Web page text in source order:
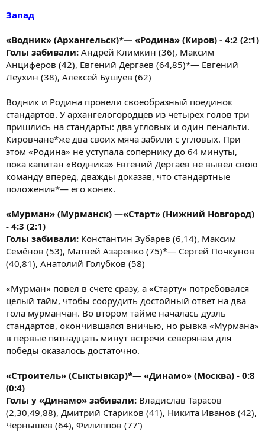
Запад
«Водник» (Архангельск)*— «Родина» (Киров) - 4:2 (2:1)
Голы забивали: Андрей Климкин (36), Максим
Анциферов (42), Евгений Дергаев (64,85)*— Евгений
Леухин (38), Алексей Бушуев (62)
Водник и Родина провели своеобразный поединок
стандартов. У архангелогородцев из четырех голов три
пришлись на стандарты: два угловых и один пенальти.
Кировчане*же два своих мяча забили с угловых. При
этом «Родина» не уступала сопернику до 64 минуты,
пока капитан «Водника» Евгений Дергаев не вывел свою
команду вперед, дважды доказав, что стандартные
положения*— его конек.
«Мурман» (Мурманск) —«Старт» (Нижний Новгород)
- 4:3 (2:1)
Голы забивали: Константин Зубарев (6,14), Максим
Семёнов (53), Матвей Азаренко (75)*— Сергей Почкунов
(40,81), Анатолий Голубков (58)
«Мурман» повел в счете сразу, а «Старту» потребовался
целый тайм, чтобы соорудить достойный ответ на два
гола мурманчан. Во втором тайме началась дуэль
стандартов, окончившаяся вничью, но рывка «Мурмана»
в первые пятнадцать минут встречи северянам для
победы оказалось достаточно.
«Строитель» (Сыктывкар)*— «Динамо» (Москва) - 0:8
(0:4)
Голы у «Динамо» забивали: Владислав Тарасов
(2,30,49,88), Дмитрий Стариков (41), Никита Иванов (42),
Чернышев (64), Филиппов (77')